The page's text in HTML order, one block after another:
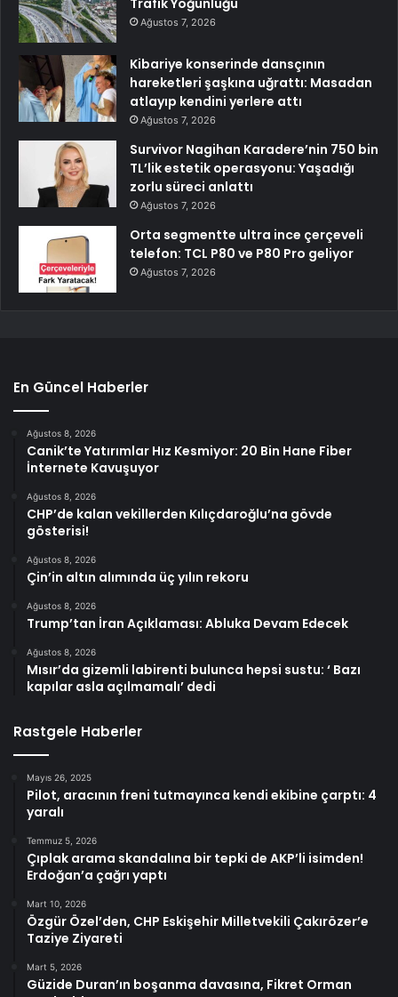
Ağustos 7, 2026
Kibariye konserinde dansçının
hareketleri şaşkına uğrattı: Masadan
atlayıp kendini yerlere attı
Ağustos 7, 2026
Survivor Nagihan Karadere’nin 750 bin
TL’lik estetik operasyonu: Yaşadığı
zorlu süreci anlattı
Ağustos 7, 2026
Orta segmentte ultra ince çerçeveli
telefon: TCL P80 ve P80 Pro geliyor
Ağustos 7, 2026
En Güncel Haberler
Ağustos 8, 2026
Canik’te Yatırımlar Hız Kesmiyor: 20 Bin Hane Fiber
İnternete Kavuşuyor
Ağustos 8, 2026
CHP’de kalan vekillerden Kılıçdaroğlu’na gövde
gösterisi!
Ağustos 8, 2026
Çin’in altın alımında üç yılın rekoru
Ağustos 8, 2026
Trump’tan İran Açıklaması: Abluka Devam Edecek
Ağustos 8, 2026
Mısır’da gizemli labirenti bulunca hepsi sustu: ‘ Bazı
kapılar asla açılmamalı’ dedi
Rastgele Haberler
Mayıs 26, 2025
Pilot, aracının freni tutmayınca kendi ekibine çarptı: 4
yaralı
Temmuz 5, 2026
Çıplak arama skandalına bir tepki de AKP’li isimden!
Erdoğan’a çağrı yaptı
Mart 10, 2026
Özgür Özel’den, CHP Eskişehir Milletvekili Çakırözer’e
Taziye Ziyareti
Mart 5, 2026
Güzide Duran’ın boşanma davasına, Fikret Orman